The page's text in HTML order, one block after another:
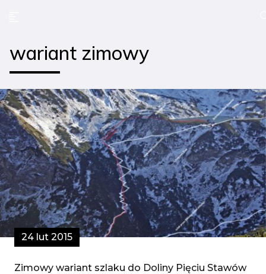
wariant zimowy
24 lut 2015
Zimowy wariant szlaku do Doliny Pięciu Stawów